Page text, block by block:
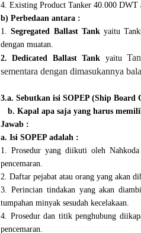
4. Existing Product Tanker 40.000 DWT
b) Perbedaan antara :
1.Segregated Ballast Tankyaitu
dengan muatan.
2.Dedicated Ballast Tank yaitu
sementara dengan dimasukannya
3.a. Sebutkan isi SOPEP (Ship Board
b. Kapal apa saja yang harus
Jawab :
a. Isi SOPEP adalah :
1. Prosedur yang diikuti oleh
pencemaran.
2. Daftar pejabat atau orang yang akan
3. Perincian tindakan yang akan
tumpahan minyak sesudah kecelakaan.
4. Prosedur dan titik penghubung
pencemaran.